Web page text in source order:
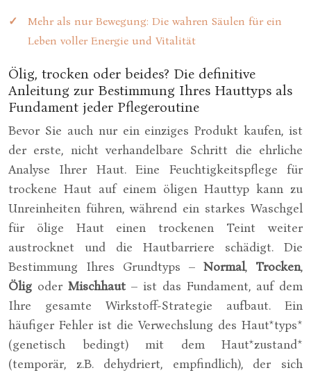
Mehr als nur Bewegung: Die wahren Säulen für ein
Leben voller Energie und Vitalität
Ölig, trocken oder beides? Die definitive
Anleitung zur Bestimmung Ihres Hauttyps als
Fundament jeder Pflegeroutine
Bevor Sie auch nur ein einziges Produkt kaufen, ist
der erste, nicht verhandelbare Schritt die ehrliche
Analyse Ihrer Haut. Eine Feuchtigkeitspflege für
trockene Haut auf einem öligen Hauttyp kann zu
Unreinheiten führen, während ein starkes Waschgel
für ölige Haut einen trockenen Teint weiter
austrocknet und die Hautbarriere schädigt. Die
Bestimmung Ihres Grundtyps – Normal, Trocken,
Ölig oder Mischhaut – ist das Fundament, auf dem
Ihre gesamte Wirkstoff-Strategie aufbaut. Ein
häufiger Fehler ist die Verwechslung des Haut*typs*
(genetisch bedingt) mit dem Haut*zustand*
(temporär, z.B. dehydriert, empfindlich), der sich